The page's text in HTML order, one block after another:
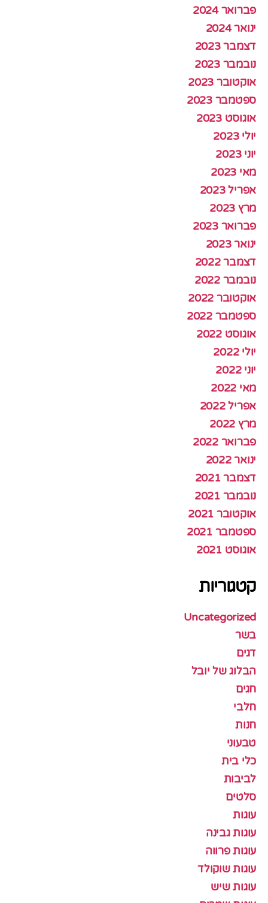
פברואר 2024
ינואר 2024
דצמבר 2023
נובמבר 2023
אוקטובר 2023
ספטמבר 2023
אוגוסט 2023
יולי 2023
יוני 2023
מאי 2023
אפריל 2023
מרץ 2023
פברואר 2023
ינואר 2023
דצמבר 2022
נובמבר 2022
אוקטובר 2022
ספטמבר 2022
אוגוסט 2022
יולי 2022
יוני 2022
מאי 2022
אפריל 2022
מרץ 2022
פברואר 2022
ינואר 2022
דצמבר 2021
נובמבר 2021
אוקטובר 2021
ספטמבר 2021
אוגוסט 2021
קטגוריות
Uncategorized
בשר
דגים
הבלוג של יובל
חגים
חלבי
חנות
טבעוני
כלי בית
לביבות
סלטים
עוגות
עוגות גבינה
עוגות פרווה
עוגות שוקולד
עוגות שיש